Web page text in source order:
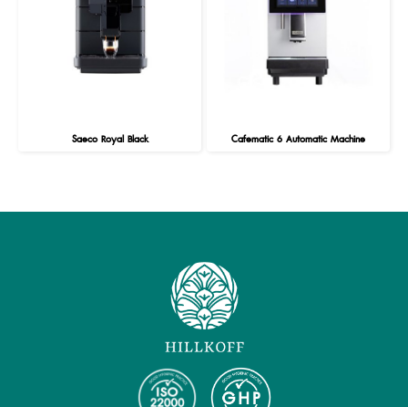
Saeco Royal Black Cafematic 6 Automatic Machine